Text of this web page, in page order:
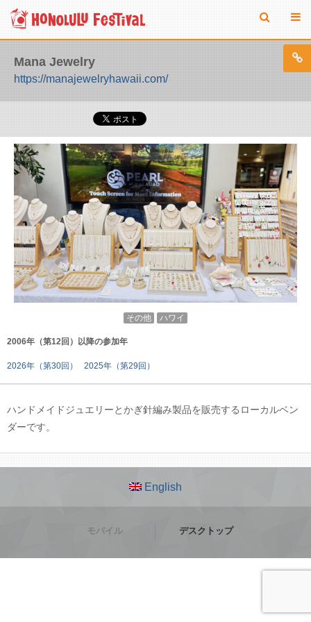
Mana Jewelry
https://manajewelryhawaii.com/
その他 ハワイ
2006年（第12回）以降の参加年
2026年（第30回） 2025年（第29回）
ハンドメイドジュエリーとかぎ針編み製品を販売するローカルベン
ダーです。
English
モバイル デスクトップ